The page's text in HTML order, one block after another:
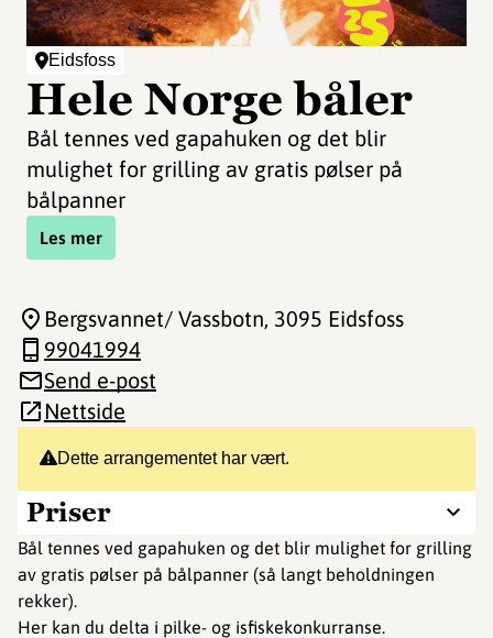
Eidsfoss
Hele Norge båler
Bål tennes ved gapahuken og det blir
mulighet for grilling av gratis pølser på
bålpanner
Les mer
Dette arrangementet har vært.
Priser
Bål tennes ved gapahuken og det blir mulighet for grilling
av gratis pølser på bålpanner (så langt beholdningen
rekker).
Her kan du delta i pilke- og isfiskekonkurranse.
Bergsvannet/ Vassbotn, 3095 Eidsfoss
99041994
Send e-post
Nettside